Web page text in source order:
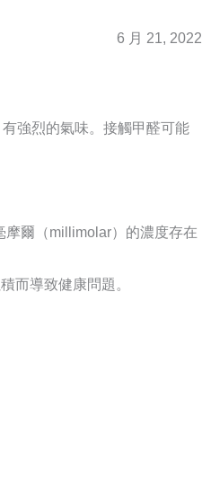
6 月 21, 2022
強烈的氣味。接觸甲醛可能
爾（millimolar）的濃度存在
而導致健康問題。